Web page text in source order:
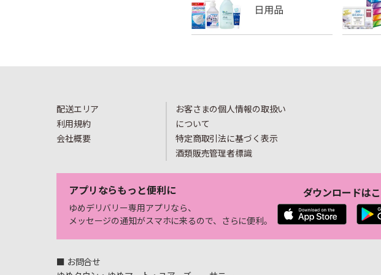
配送エリア
利用規約
会社概要
お客さまの個人情報の取扱い
について
特定商取引法に基づく表示
酒類販売管理者標識
アプリならもっと便利に
ゆめデリバリー専用アプリなら、
メッセージの通知がスマホに来るので、さらに便利。
ダウンロードは
■ お問合せ